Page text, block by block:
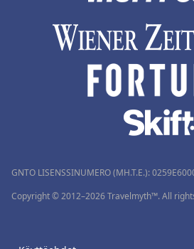
GNTO LISENSSINUMERO (MH.T.E.):
Copyright © 2012–2026 Travelmyth™. All